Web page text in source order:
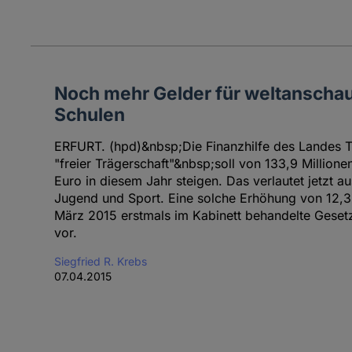
Noch mehr Gelder für
Schulen
ERFURT. (hpd)&nbsp;Die Finanzhilfe des Landes
"freier Trägerschaft"&nbsp;soll von 133,9
Euro in diesem Jahr steigen. Das verlautet jetzt
Jugend und Sport. Eine solche Erhöhung von
März 2015 erstmals im Kabinett behandelte
vor.
Siegfried R. Krebs
07.04.2015